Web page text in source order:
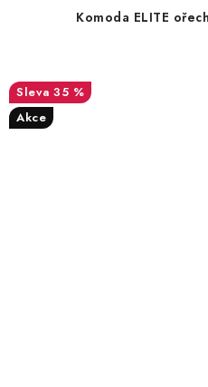
Komoda ELITE
35 %
Akce